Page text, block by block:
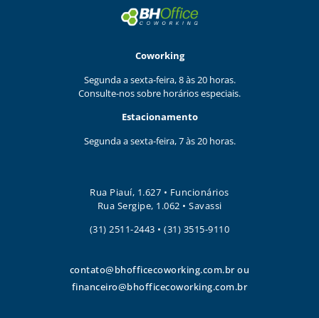
Coworking
Segunda a sexta-feira, 8 às 20 horas.
Consulte-nos sobre horários especiais.
Estacionamento
Segunda a sexta-feira, 7 às 20 horas.
Rua Piauí, 1.627 • Funcionários
Rua Sergipe, 1.062 • Savassi
(31) 2511-2443 • (31) 3515-9110
contato@bhofficecoworking.com.brou
financeiro@bhofficecoworking.com.br